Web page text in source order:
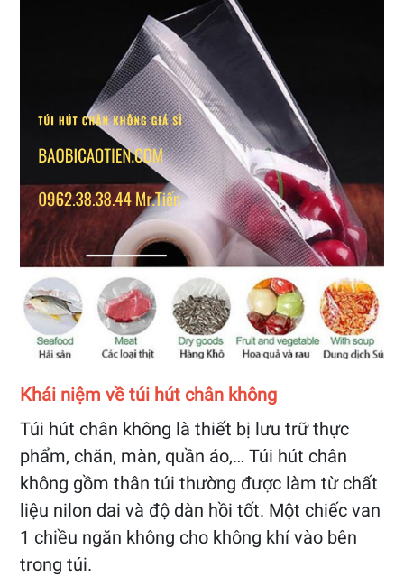
Khái niệm về túi hút chân không
Túi hút chân không là thiết bị lưu trữ thực
phẩm, chăn, màn, quần áo,… Túi hút chân
không gồm thân túi thường được làm từ chất
liệu nilon dai và độ dàn hồi tốt. Một chiếc van
1 chiều ngăn không cho không khí vào bên
trong túi.